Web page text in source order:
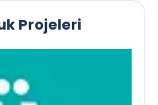
Projeleri